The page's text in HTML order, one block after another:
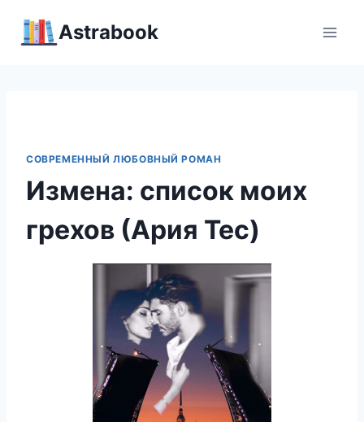
Аstrabook
СОВРЕМЕННЫЙ ЛЮБОВНЫЙ РОМАН
Измена: список моих
грехов (Ария Тес)